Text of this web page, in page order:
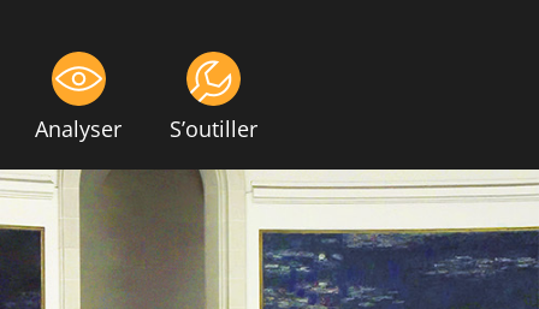
Analyser S’outiller